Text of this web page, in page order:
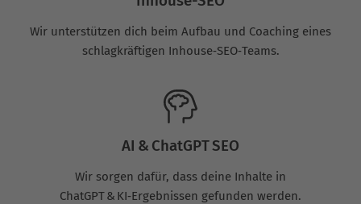
Wir unterstützen dich beim Aufbau und Coaching eines
schlagkräftigen Inhouse‑SEO‑Teams.
AI & ChatGPT SEO
Wir sorgen dafür, dass deine Inhalte in
ChatGPT & KI‑Ergebnissen gefunden werden.